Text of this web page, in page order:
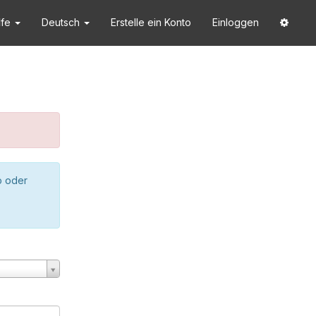
Deutsch Erstelle ein Konto Einloggen
oder